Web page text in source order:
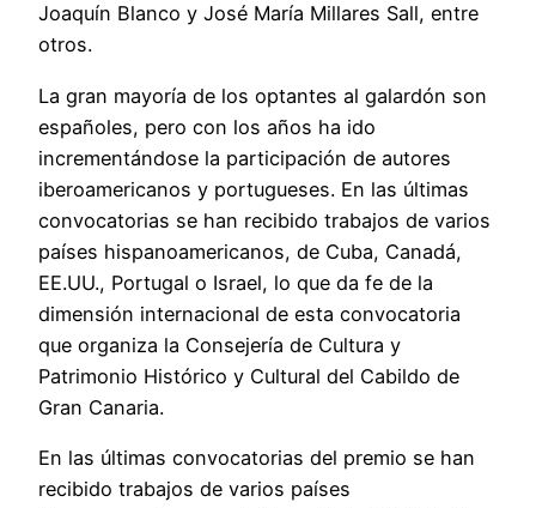
Joaquín Blanco y José María Millares Sall, entre
otros.
La gran mayoría de los optantes al galardón son
españoles, pero con los años ha ido
incrementándose la participación de autores
iberoamericanos y portugueses. En las últimas
convocatorias se han recibido trabajos de varios
países hispanoamericanos, de Cuba, Canadá,
EE.UU., Portugal o Israel, lo que da fe de la
dimensión internacional de esta convocatoria
que organiza la Consejería de Cultura y
Patrimonio Histórico y Cultural del Cabildo de
Gran Canaria.
En las últimas convocatorias del premio se han
recibido trabajos de varios países